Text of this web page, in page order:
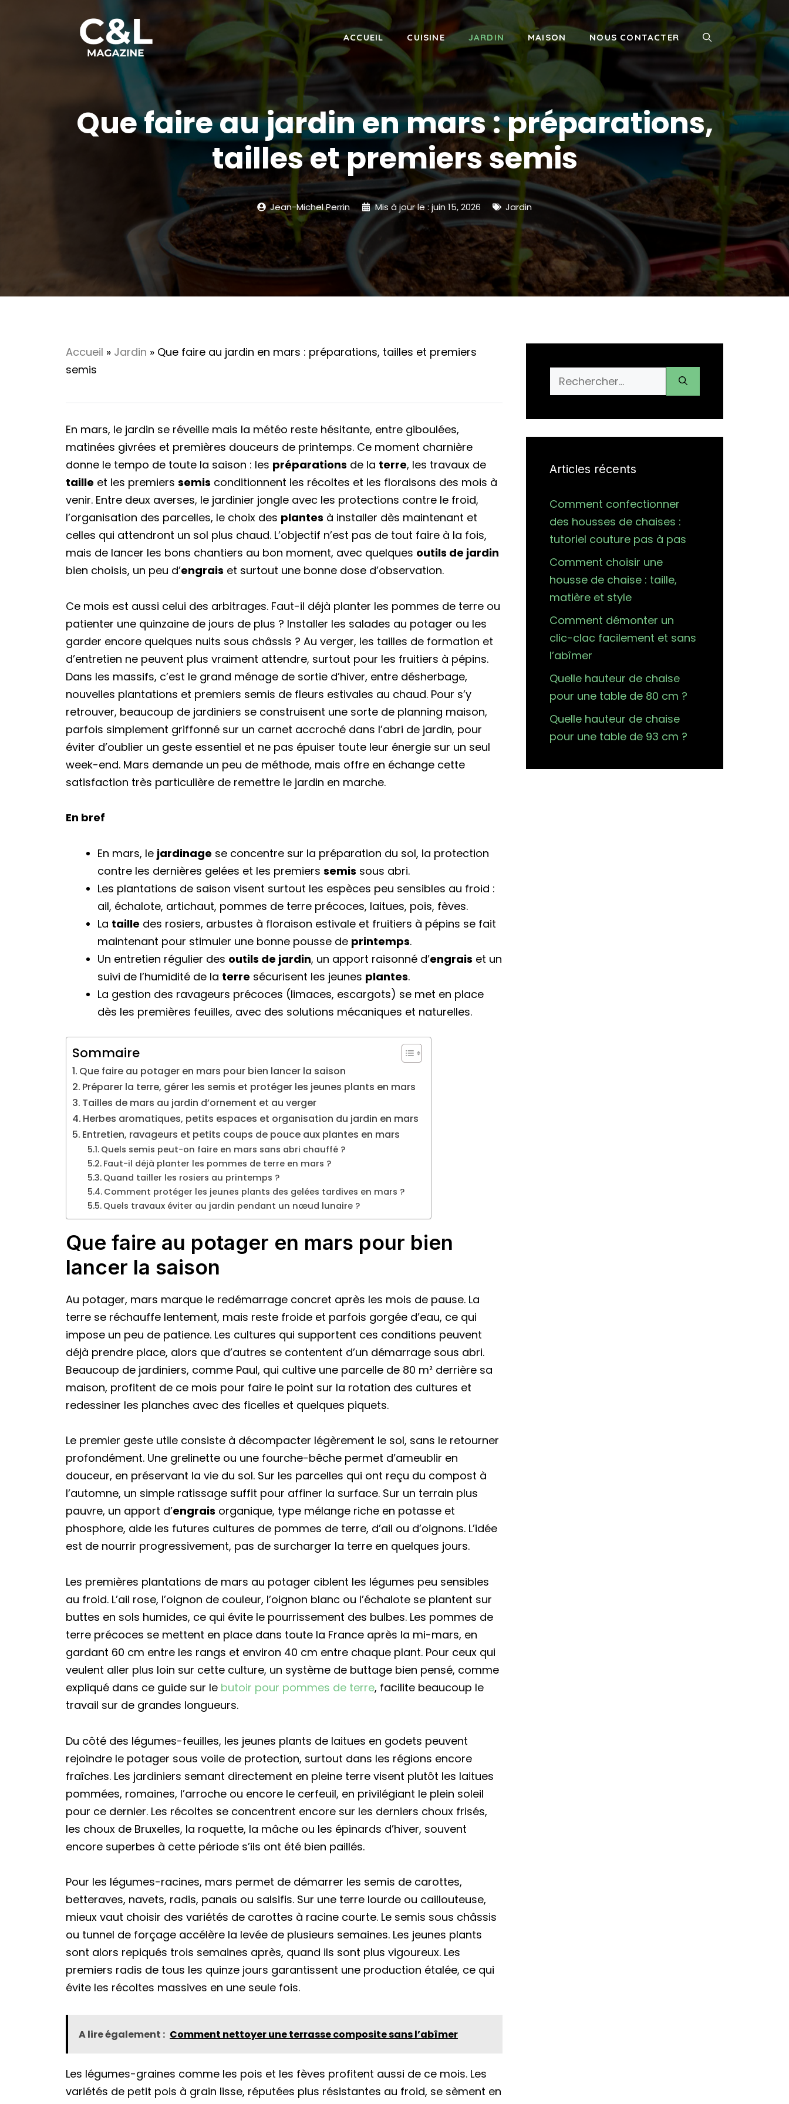
ACCUEIL CUISINE JARDIN MAISON NOUS CONTACTER
Que faire au jardin en mars : préparations,
tailles et premiers semis
Jean-Michel Perrin Mis à jour le :juin 15, 2026 Jardin
Accueil » Jardin » Que faire au jardin en mars : préparations, tailles et premiers
semis
En mars, le jardin se réveille mais la météo reste hésitante, entre giboulées,
matinées givrées et premières douceurs de printemps. Ce moment charnière
donne le tempo de toute la saison : les préparations de la terre, les travaux de
taille et les premiers semis conditionnent les récoltes et les floraisons des mois à
venir. Entre deux averses, le jardinier jongle avec les protections contre le froid,
l’organisation des parcelles, le choix des plantes à installer dès maintenant et
celles qui attendront un sol plus chaud. L’objectif n’est pas de tout faire à la fois,
mais de lancer les bons chantiers au bon moment, avec quelques outils de jardin
bien choisis, un peu d’engrais et surtout une bonne dose d’observation.
Ce mois est aussi celui des arbitrages. Faut-il déjà planter les pommes de terre ou
patienter une quinzaine de jours de plus ? Installer les salades au potager ou les
garder encore quelques nuits sous châssis ? Au verger, les tailles de formation et
d’entretien ne peuvent plus vraiment attendre, surtout pour les fruitiers à pépins.
Dans les massifs, c’est le grand ménage de sortie d’hiver, entre désherbage,
nouvelles plantations et premiers semis de fleurs estivales au chaud. Pour s’y
retrouver, beaucoup de jardiniers se construisent une sorte de planning maison,
parfois simplement griffonné sur un carnet accroché dans l’abri de jardin, pour
éviter d’oublier un geste essentiel et ne pas épuiser toute leur énergie sur un seul
week-end. Mars demande un peu de méthode, mais offre en échange cette
satisfaction très particulière de remettre le jardin en marche.
En bref
En mars, le jardinage se concentre sur la préparation du sol, la protection
contre les dernières gelées et les premiers semis sous abri.
Les plantations de saison visent surtout les espèces peu sensibles au froid :
ail, échalote, artichaut, pommes de terre précoces, laitues, pois, fèves.
La taille des rosiers, arbustes à floraison estivale et fruitiers à pépins se fait
maintenant pour stimuler une bonne pousse de printemps.
Un entretien régulier des outils de jardin, un apport raisonné d’engrais et un
suivi de l’humidité de la terre sécurisent les jeunes plantes.
La gestion des ravageurs précoces (limaces, escargots) se met en place
dès les premières feuilles, avec des solutions mécaniques et naturelles.
Sommaire
Que faire au potager en mars pour bien lancer la saison
Préparer la terre, gérer les semis et protéger les jeunes plants en mars
Tailles de mars au jardin d’ornement et au verger
Herbes aromatiques, petits espaces et organisation du jardin en mars
Entretien, ravageurs et petits coups de pouce aux plantes en mars
Quels semis peut-on faire en mars sans abri chauffé ?
Faut-il déjà planter les pommes de terre en mars ?
Quand tailler les rosiers au printemps ?
Comment protéger les jeunes plants des gelées tardives en mars ?
Quels travaux éviter au jardin pendant un nœud lunaire ?
Que faire au potager en mars pour bien
lancer la saison
Au potager, mars marque le redémarrage concret après les mois de pause. La
terre se réchauffe lentement, mais reste froide et parfois gorgée d’eau, ce qui
impose un peu de patience. Les cultures qui supportent ces conditions peuvent
déjà prendre place, alors que d’autres se contentent d’un démarrage sous abri.
Beaucoup de jardiniers, comme Paul, qui cultive une parcelle de 80 m² derrière sa
maison, profitent de ce mois pour faire le point sur la rotation des cultures et
redessiner les planches avec des ficelles et quelques piquets.
Le premier geste utile consiste à décompacter légèrement le sol, sans le retourner
profondément. Une grelinette ou une fourche-bêche permet d’ameublir en
douceur, en préservant la vie du sol. Sur les parcelles qui ont reçu du compost à
l’automne, un simple ratissage suffit pour affiner la surface. Sur un terrain plus
pauvre, un apport d’engrais organique, type mélange riche en potasse et
phosphore, aide les futures cultures de pommes de terre, d’ail ou d’oignons. L’idée
est de nourrir progressivement, pas de surcharger la terre en quelques jours.
Les premières plantations de mars au potager ciblent les légumes peu sensibles
au froid. L’ail rose, l’oignon de couleur, l’oignon blanc ou l’échalote se plantent sur
buttes en sols humides, ce qui évite le pourrissement des bulbes. Les pommes de
terre précoces se mettent en place dans toute la France après la mi-mars, en
gardant 60 cm entre les rangs et environ 40 cm entre chaque plant. Pour ceux qui
veulent aller plus loin sur cette culture, un système de buttage bien pensé, comme
expliqué dans ce guide sur le butoir pour pommes de terre, facilite beaucoup le
travail sur de grandes longueurs.
Du côté des légumes-feuilles, les jeunes plants de laitues en godets peuvent
rejoindre le potager sous voile de protection, surtout dans les régions encore
fraîches. Les jardiniers semant directement en pleine terre visent plutôt les laitues
pommées, romaines, l’arroche ou encore le cerfeuil, en privilégiant le plein soleil
pour ce dernier. Les récoltes se concentrent encore sur les derniers choux frisés,
les choux de Bruxelles, la roquette, la mâche ou les épinards d’hiver, souvent
encore superbes à cette période s’ils ont été bien paillés.
Pour les légumes-racines, mars permet de démarrer les semis de carottes,
betteraves, navets, radis, panais ou salsifis. Sur une terre lourde ou caillouteuse,
mieux vaut choisir des variétés de carottes à racine courte. Le semis sous châssis
ou tunnel de forçage accélère la levée de plusieurs semaines. Les jeunes plants
sont alors repiqués trois semaines après, quand ils sont plus vigoureux. Les
premiers radis de tous les quinze jours garantissent une production étalée, ce qui
évite les récoltes massives en une seule fois.
A lire également : Comment nettoyer une terrasse composite sans l’abîmer
Les légumes-graines comme les pois et les fèves profitent aussi de ce mois. Les
variétés de petit pois à grain lisse, réputées plus résistantes au froid, se sèment en
Rechercher :
Articles récents
Comment confectionner
des housses de chaises :
tutoriel couture pas à pas
Comment choisir une
housse de chaise : taille,
matière et style
Comment démonter un
clic-clac facilement et sans
l’abîmer
Quelle hauteur de chaise
pour une table de 80 cm ?
Quelle hauteur de chaise
pour une table de 93 cm ?